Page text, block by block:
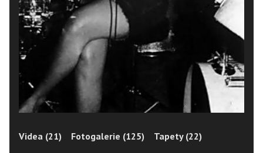
Videa (21) Fotogalerie (125)
Tapety (22)